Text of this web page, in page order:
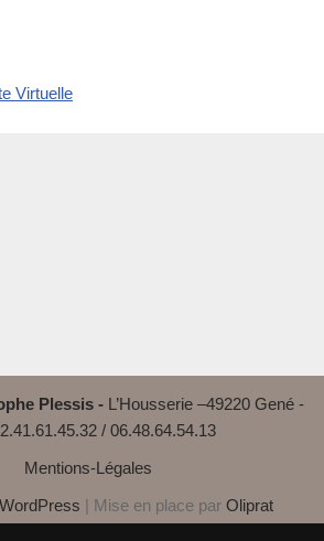
Virtuelle
Plessis - L’Housserie –49220 Gené -
/ 06.48.64.54.13
Mentions-Légales
WordPress | Mise en place par Oliprat